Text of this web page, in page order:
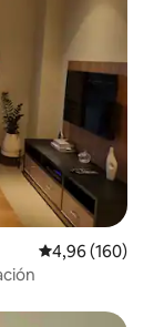
Gemiddelde
4,96 (160)